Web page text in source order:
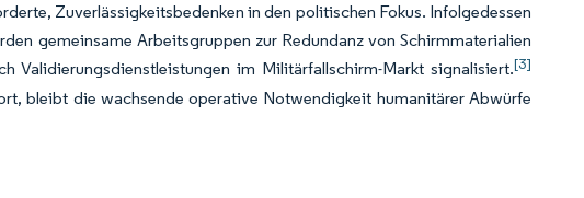
Zuverlässigkeitsbedenken in den politischen Fokus. Infolgedessen
gemeinsame Arbeitsgruppen zur Redundanz von Schirmmaterialien
Validierungsdienstleistungen im Militärfallschirm-Markt signalisiert.[3]
bleibt die wachsende operative Notwendigkeit humanitärer Abwürfe